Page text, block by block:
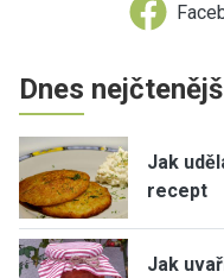
Dnes
Jak
recept
Jak